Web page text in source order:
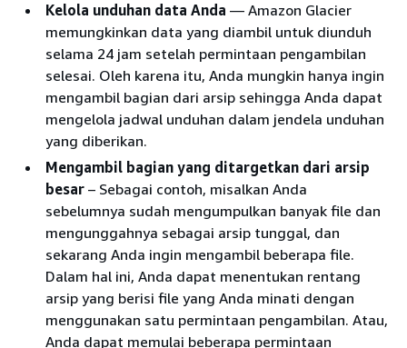
Kelola unduhan data Anda — Amazon Glacier
memungkinkan data yang diambil untuk diunduh
selama 24 jam setelah permintaan pengambilan
selesai. Oleh karena itu, Anda mungkin hanya ingin
mengambil bagian dari arsip sehingga Anda dapat
mengelola jadwal unduhan dalam jendela unduhan
yang diberikan.
Mengambil bagian yang ditargetkan dari arsip
besar – Sebagai contoh, misalkan Anda
sebelumnya sudah mengumpulkan banyak file dan
mengunggahnya sebagai arsip tunggal, dan
sekarang Anda ingin mengambil beberapa file.
Dalam hal ini, Anda dapat menentukan rentang
arsip yang berisi file yang Anda minati dengan
menggunakan satu permintaan pengambilan. Atau,
Anda dapat memulai beberapa permintaan